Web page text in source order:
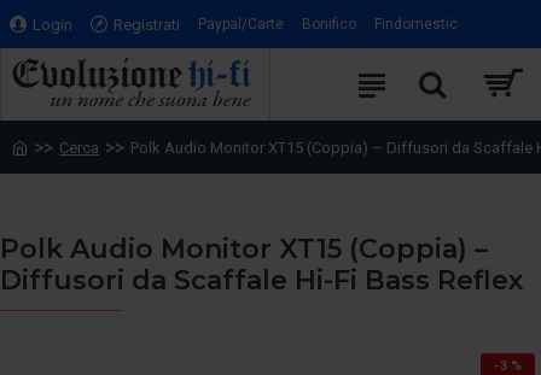
Login Registrati Paypal/Carte Bonifico Findomestic
Cerca Polk Audio Monitor XT15 (Coppia) – Diffusori da Scaffale
Polk Audio Monitor XT15 (Coppia) –
Diffusori da Scaffale Hi-Fi Bass Reflex
-3 %